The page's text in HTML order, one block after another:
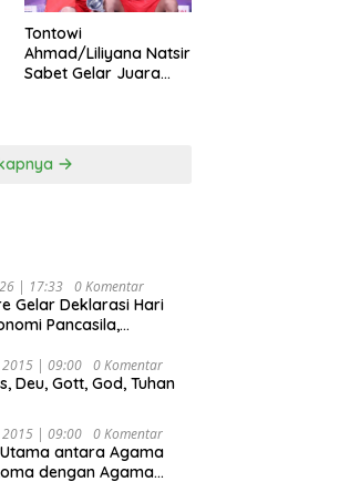
Tontowi
Ahmad/Liliyana Natsir
Sabet Gelar Juara
| 17:33 0 Komentar
Gelar Deklarasi Hari
Pancasila,
Anti Penjajahan
Politik Indonesia) &
Nasional dan
dalam Menata
Emas 2045”,
2015 | 09:00 0 Komentar
Deu, Gott, God, Tuhan
2015 | 09:00 0 Komentar
antara Agama
dengan Agama